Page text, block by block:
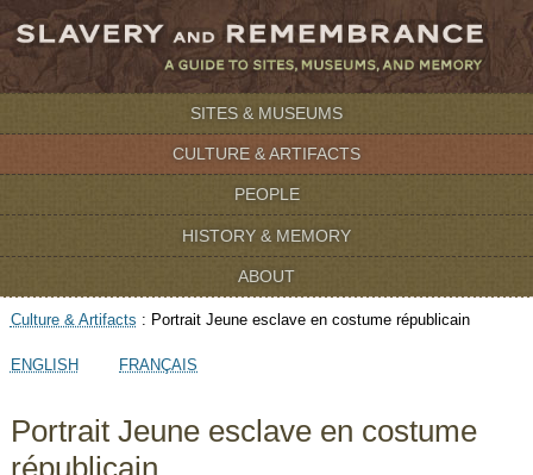
SITES & MUSEUMS
CULTURE & ARTIFACTS
PEOPLE
HISTORY & MEMORY
ABOUT
Culture & Artifacts : Portrait Jeune esclave en costume républicain
ENGLISH FRANÇAIS
Portrait Jeune esclave en costume
républicain